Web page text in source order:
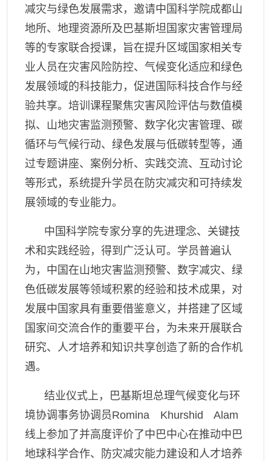
减灾与绿色发展需求， 邀请中国科学院成都山
地所、地理资源所及巴基斯坦国家灾害管理局
等的专家联合授课， 旨在提升区域国家相关专
业人员在灾害风险防控、气候变化适应和绿色
发展领域的科技能力，促进国际科技合作与经
验共享。培训课程聚焦灾害风险评估与数值模
拟、山地灾害监测预警、数字化灾害管理、碳
循环与气候行动、绿色发展与低碳转型等，通
过专题讲座、案例分析、实践交流、 互动讨论
等形式，系统提升学员在防灾减灾和可持续发
展领域的专业能力。
中国科学院专家分享的先进理念、关键技
术和实践经验，得到广泛认可。学员普遍认
为，中国在山地灾害监测预警、数字减灾、绿
色低碳发展等领域积累的经验和技术成果，对
发展中国家具有重要借鉴意义 ， 并搭建了区域
国家间交流合作的重要平台，为未来开展联合
研究、人才培养和知识共享创造了新的合作机
遇。
结业仪式上， 巴基斯坦总理气候变化与环
境协调事务协调员Romina Khurshid Alam
线上参加了并高度评价 了中巴中心在推动中巴
地球科学合作、防灾减灾能力建设和人才培养